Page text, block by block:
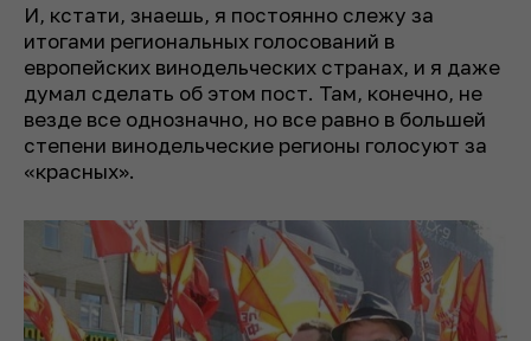
И, кстати, знаешь, я постоянно слежу за
итогами региональных голосований в
европейских винодельческих странах, и я даже
думал сделать об этом пост. Там, конечно, не
везде все однозначно, но все равно в большей
степени винодельческие регионы голосуют за
«красных».